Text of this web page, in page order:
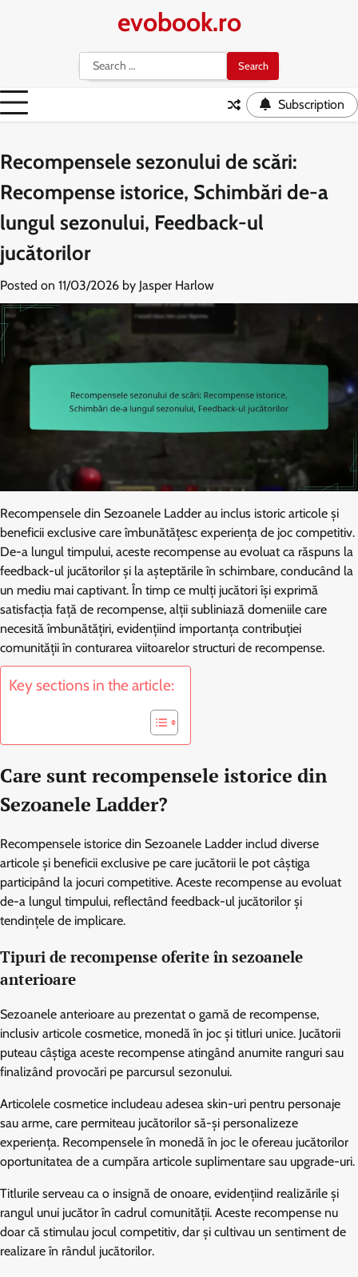
evobook.ro
Search
for:
Subscription
Recompensele sezonului de scări:
Recompense istorice, Schimbări de-a
lungul sezonului, Feedback-ul
jucătorilor
Posted on 11/03/2026 by Jasper Harlow
Recompensele din Sezoanele Ladder au inclus istoric articole și
beneficii exclusive care îmbunătățesc experiența de joc competitiv.
De-a lungul timpului, aceste recompense au evoluat ca răspuns la
feedback-ul jucătorilor și la așteptările în schimbare, conducând la
un mediu mai captivant. În timp ce mulți jucători își exprimă
satisfacția față de recompense, alții subliniază domeniile care
necesită îmbunătățiri, evidențiind importanța contribuției
comunității în conturarea viitoarelor structuri de recompense.
Key sections in the article:
Care sunt recompensele istorice din
Sezoanele Ladder?
Recompensele istorice din Sezoanele Ladder includ diverse
articole și beneficii exclusive pe care jucătorii le pot câștiga
participând la jocuri competitive. Aceste recompense au evoluat
de-a lungul timpului, reflectând feedback-ul jucătorilor și
tendințele de implicare.
Tipuri de recompense oferite în sezoanele
anterioare
Sezoanele anterioare au prezentat o gamă de recompense,
inclusiv articole cosmetice, monedă în joc și titluri unice. Jucătorii
puteau câștiga aceste recompense atingând anumite ranguri sau
finalizând provocări pe parcursul sezonului.
Articolele cosmetice includeau adesea skin-uri pentru personaje
sau arme, care permiteau jucătorilor să-și personalizeze
experiența. Recompensele în monedă în joc le ofereau jucătorilor
oportunitatea de a cumpăra articole suplimentare sau upgrade-uri.
Titlurile serveau ca o insignă de onoare, evidențiind realizările și
rangul unui jucător în cadrul comunității. Aceste recompense nu
doar că stimulau jocul competitiv, dar și cultivau un sentiment de
realizare în rândul jucătorilor.